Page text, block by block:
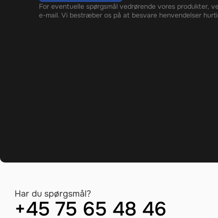
For eventuelle spørgsmål vedrørende vores produkter,
e-mail. Vi bestræber os på at besvare henvendelser
Har du spørgsmål?
+45 75 65 48 46